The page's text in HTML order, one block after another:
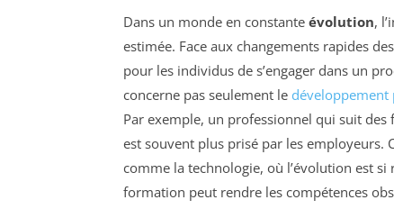
Dans un monde en constante évolution,
estimée. Face aux changements rapides
pour les individus de s’engager dans un
concerne pas seulement le développement
Par exemple, un professionnel qui suit
est souvent plus prisé par les employeurs.
comme la technologie, où l’évolution est
formation peut rendre les compétences